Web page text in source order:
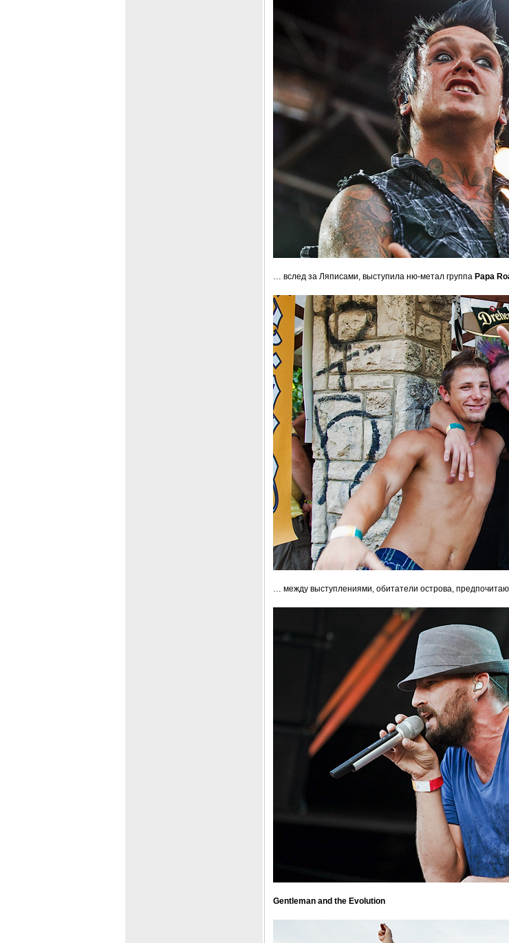
… вслед за Ляписами, выступила ню-метал группа Papa
… между выступлениями, обитатели острова,
Gentleman and the Evolution